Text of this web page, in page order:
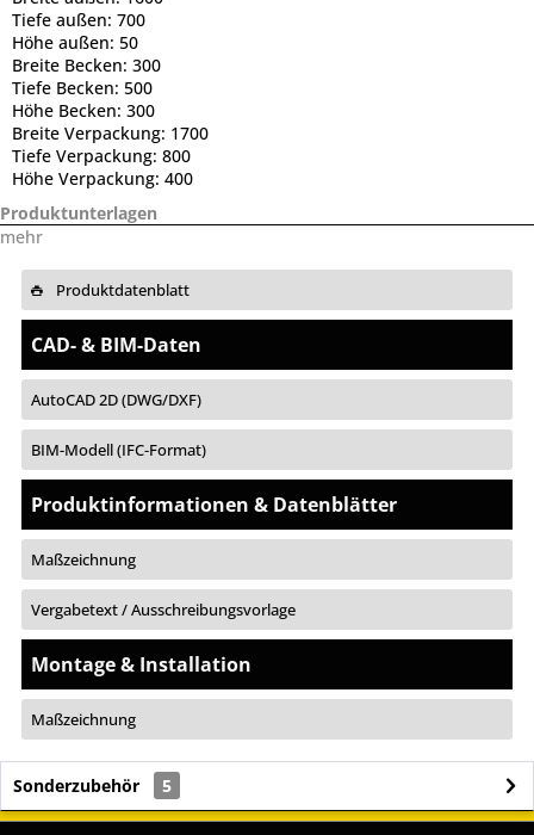
Tiefe außen: 700
Höhe außen: 50
Breite Becken: 300
Tiefe Becken: 500
Höhe Becken: 300
Breite Verpackung: 1700
Tiefe Verpackung: 800
Höhe Verpackung: 400
Produktunterlagen
mehr
Produktdatenblatt
CAD- & BIM-Daten
AutoCAD 2D (DWG/DXF)
BIM-Modell (IFC-Format)
Produktinformationen & Datenblätter
Maßzeichnung
Vergabetext / Ausschreibungsvorlage
Montage & Installation
Maßzeichnung
Sonderzubehör 5